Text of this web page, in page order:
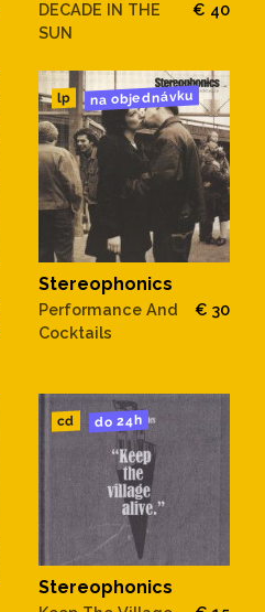
DECADE IN THE
SUN
€ 40
lp na objednávku
Stereophonics
Performance And
Cocktails
€ 30
cd do 24h
Stereophonics